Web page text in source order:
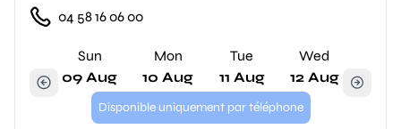
04 58 16 06 00
Sun
09 Aug
Mon
10 Aug
Tue
11 Aug
Wed
12 Aug
Disponible uniquement par téléphone